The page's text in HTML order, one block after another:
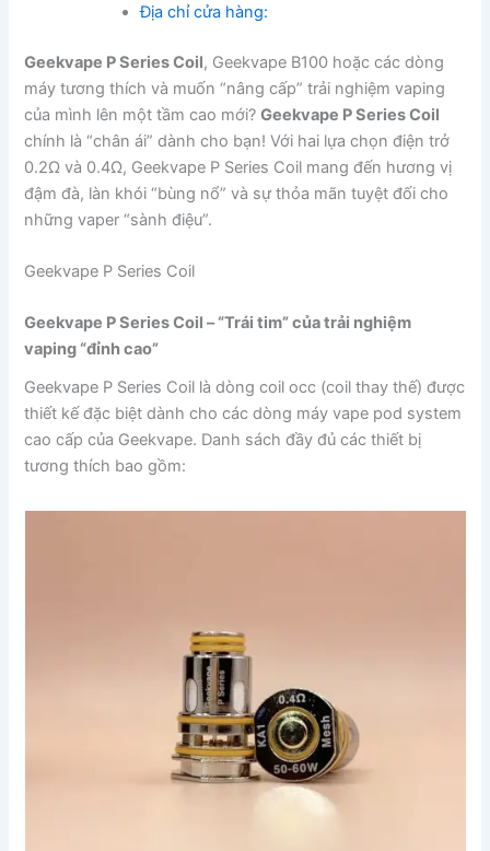
Địa chỉ cửa hàng:
Geekvape P Series Coil, Geekvape B100 hoặc các dòng
máy tương thích và muốn “nâng cấp” trải nghiệm vaping
của mình lên một tầm cao mới?Geekvape P Series Coil
chính là “chân ái” dành cho bạn! Với hai lựa chọn điện trở
0.2Ω và 0.4Ω, Geekvape P Series Coil mang đến hương vị
đậm đà, làn khói “bùng nổ” và sự thỏa mãn tuyệt đối cho
những vaper “sành điệu”.
Geekvape P Series Coil
Geekvape P Series Coil – “Trái tim” của trải nghiệm
vaping “đỉnh cao”
Geekvape P Series Coil là dòng coil occ (coil thay thế) được
thiết kế đặc biệt dành cho các dòng máy vape pod system
cao cấp của Geekvape. Danh sách đầy đủ các thiết bị
tương thích bao gồm: